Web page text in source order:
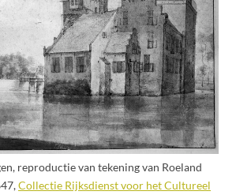
reproductie van tekening van Roeland
Collectie Rijksdienst voor het Cultureel